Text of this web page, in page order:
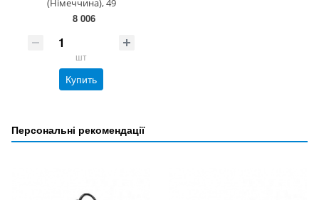
(Німеччина), 49
8 006
шт
Купить
Персональні рекомендації